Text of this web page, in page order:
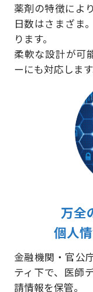
薬剤の特徴によ
日数はさまざま
ります。
柔軟な設計が可
ーにも対応します
万全
個人
金融機関・官公
ティ下で、医師
請情報を保管。